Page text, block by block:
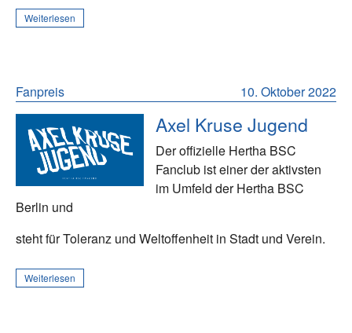
Weiterlesen
10. Oktober 2022
Fanpreis
Axel Kruse Jugend
Der offizielle Hertha BSC
Fanclub ist einer der aktivsten
im Umfeld der Hertha BSC
Berlin und
steht für Toleranz und Weltoffenheit in Stadt und Verein.
Weiterlesen